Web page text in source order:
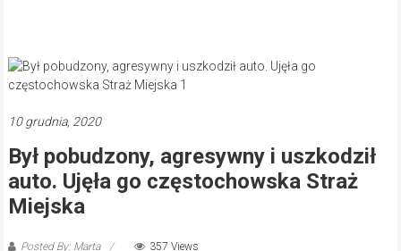
10 grudnia, 2020
Był pobudzony, agresywny i uszkodził
auto. Ujęła go częstochowska Straż
Miejska
Posted By: Marta 357 Views